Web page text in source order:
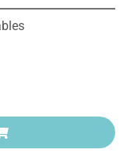
la quantité